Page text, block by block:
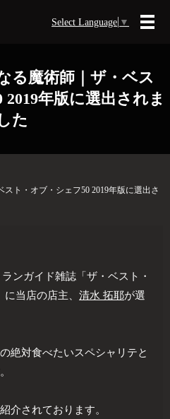
メ
Select Language ▼
る魔術師｜ザ・ベス
2019年版に選出されま
た
ト・オブ・シェフ50 2019年版に選出さ
ンガイド雑誌「ザ・ベスト・
に当店の店主、清水 拓耶が選
絶対食べたいスペシャリテと
介されております。